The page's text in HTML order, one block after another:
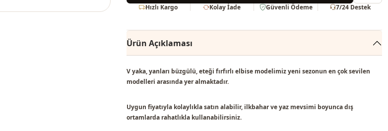
Hızlı Kargo Kolay İade Güvenli Ödeme 7/24 Destek
Ürün Açıklaması
V yaka, yanları büzgülü, eteği fırfırlı elbise modelimizyeni sezonun en çok sevilen
modelleri arasında yer almaktadır.
Uygun fiyatıyla kolaylıkla satın alabilir, ilkbahar ve yaz mevsimi boyunca dış
ortamlarda rahatlıkla kullanabilirsiniz.